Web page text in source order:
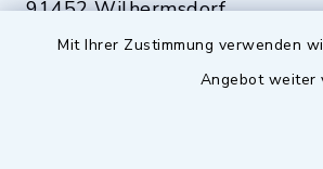
Mit Ihrer Zustimmung verwenden
Angebot weiter
91452 Wilhermsdorf
09102 9958-0
09102 9958-111